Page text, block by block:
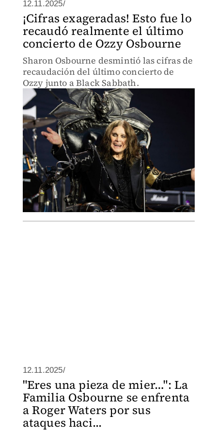
12.11.2025/
¡Cifras exageradas! Esto fue lo
recaudó realmente el último
concierto de Ozzy Osbourne
Sharon Osbourne desmintió las cifras de
recaudación del último concierto de
Ozzy junto a Black Sabbath.
12.11.2025/
"Eres una pieza de mier…": La
Familia Osbourne se enfrenta
a Roger Waters por sus
ataques haci...